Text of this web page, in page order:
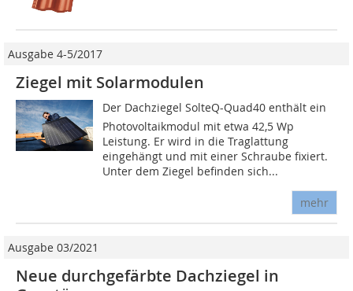
Ausgabe 4-5/2017
Ziegel mit Solarmodulen
Der Dachziegel SolteQ-Quad40 enthält ein
Photovoltaikmodul mit etwa 42,5 Wp
Leistung. Er wird in die Traglattung
eingehängt und mit einer Schraube fixiert.
Unter dem Ziegel befinden sich...
mehr
Ausgabe 03/2021
Neue durchgefärbte Dachziegel in